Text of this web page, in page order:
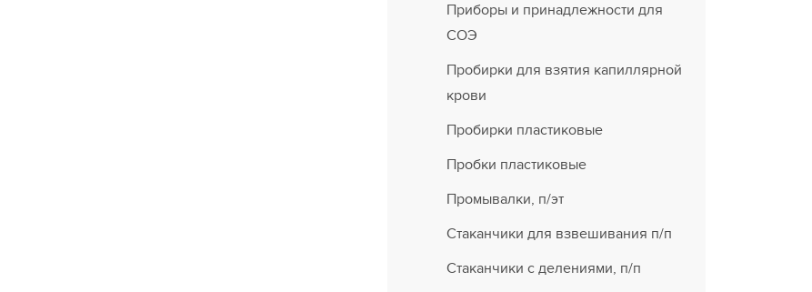
Приборы и принадлежности для
СОЭ
Пробирки для взятия капиллярной
крови
Пробирки пластиковые
Пробки пластиковые
Промывалки, п/эт
Стаканчики для взвешивания п/п
Стаканчики с делениями, п/п